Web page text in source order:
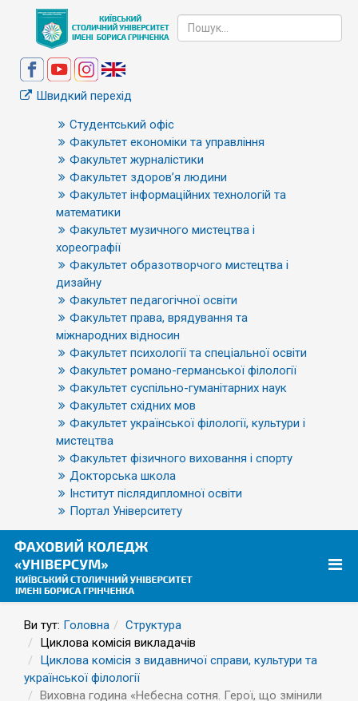
Швидкий перехід
Студентський офіс
Факультет економіки та управління
Факультет журналістики
Факультет здоров’я людини
Факультет інформаційних технологій та
математики
Факультет музичного мистецтва і
хореографії
Факультет образотворчого мистецтва і
дизайну
Факультет педагогічної освіти
Факультет права, врядування та
міжнародних відносин
Факультет психології та спеціальної освіти
Факультет романо-германської філології
Факультет суспільно-гуманітарних наук
Факультет східних мов
Факультет української філології, культури і
мистецтва
Факультет фізичного виховання і спорту
Докторська школа
Інститут післядипломної освіти
Портал Університету
Ви тут: Головна
Структура
Циклова комісія викладачів
Циклова комісія з видавничої справи, культури та
української філології
Виховна година «Небесна сотня. Герої, що змінили